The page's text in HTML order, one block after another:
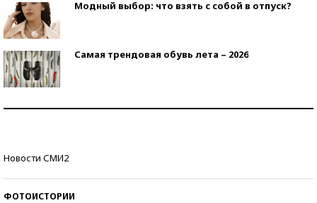
Модный выбор: что взять с собой в отпуск?
Самая трендовая обувь лета – 2026
Новости СМИ2
ФОТОИСТОРИИ